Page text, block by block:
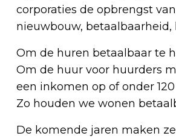
corporaties de opbrengst
nieuwbouw,
Om de huren betaalbaar te
Om de huur voor huurders
een inkomen op of onder
Zo houden we wonen
De komende jaren maken